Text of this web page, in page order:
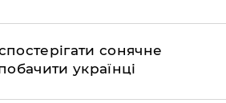
сонячне
українці